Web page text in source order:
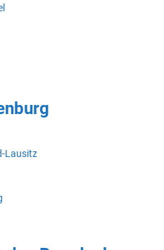
Lausitz